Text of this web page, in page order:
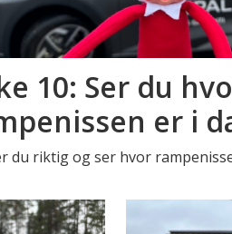
10: Ser du
er i
du riktig og ser hvor